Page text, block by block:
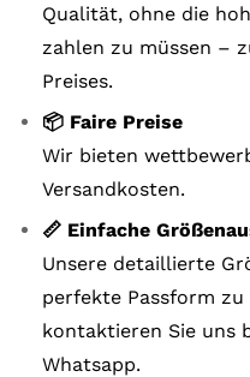
Qualität, ohne die
zahlen zu müssen –
Preises.
📦 Faire Preise
Wir bieten
Versandkosten.
📏 Einfache
Unsere detaillierte
perfekte Passform
kontaktieren Sie uns
Whatsapp.